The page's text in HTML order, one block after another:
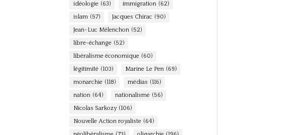
idéologie (63) immigration (62)
islam (57) Jacques Chirac (90)
Jean-Luc Mélenchon (52)
libre-échange (52)
libéralisme économique (60)
légitimité (103) Marine Le Pen (69)
monarchie (118) médias (116)
nation (64) nationalisme (56)
Nicolas Sarkozy (106)
Nouvelle Action royaliste (64)